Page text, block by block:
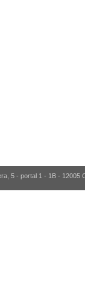
5 - portal 1 - 1B - 12005